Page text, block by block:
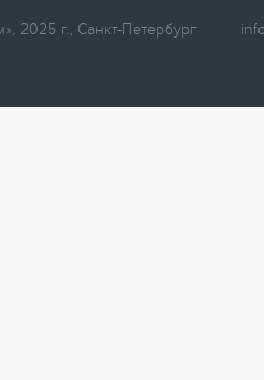
2025 г., Санкт-Петербург